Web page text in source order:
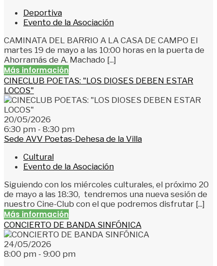
Deportiva
Evento de la Asociación
CAMINATA DEL BARRIO A LA CASA DE CAMPO El
martes 19 de mayo a las 10:00 horas en la puerta de
Ahorramás de A. Machado [...]
Más información
CINECLUB POETAS: "LOS DIOSES DEBEN ESTAR
LOCOS"
20/05/2026
6:30 pm - 8:30 pm
Sede AVV Poetas-Dehesa de la Villa
Cultural
Evento de la Asociación
Siguiendo con los miércoles culturales, el próximo 20
de mayo a las 18:30, tendremos una nueva sesión de
nuestro Cine-Club con el que podremos disfrutar [...]
Más información
CONCIERTO DE BANDA SINFÓNICA
24/05/2026
8:00 pm - 9:00 pm